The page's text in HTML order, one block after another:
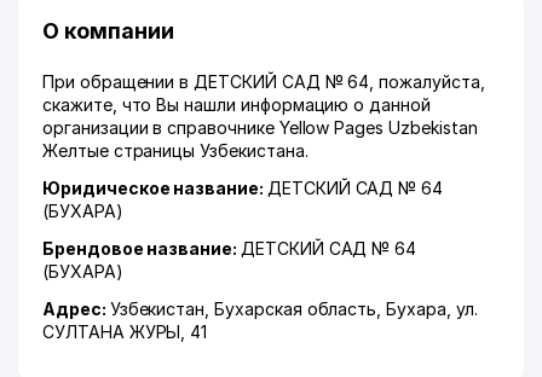
О компании
При обращении в ДЕТСКИЙ САД № 64, пожалуйста,
скажите, что Вы нашли информацию о данной
организации в справочнике Yellow Pages Uzbekistan
Желтые страницы Узбекистана.
Юридическое название: ДЕТСКИЙ САД № 64
(БУХАРА)
Брендовое название: ДЕТСКИЙ САД № 64
(БУХАРА)
Адрес: Узбекистан,Бухарская область ,Бухара ул.
СУЛТАНА ЖУРЫ , 41